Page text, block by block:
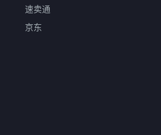
速卖通
京东